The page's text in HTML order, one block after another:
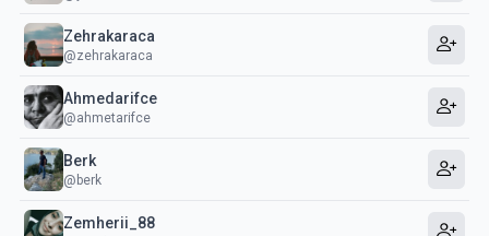
Zehrakaraca
@zehrakaraca
Ahmedarifce
@ahmetarifce
Berk
@berk
Zemherii_88